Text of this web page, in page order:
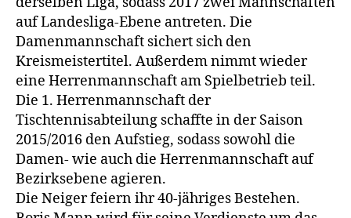
auf Landesliga-Ebene antreten. Die
Damenmannschaft sichert sich den
Kreismeistertitel. Außerdem nimmt wieder
eine Herrenmannschaft am Spielbetrieb teil.
Die 1. Herrenmannschaft der
Tischtennisabteilung schaffte in der Saison
2015/2016 den Aufstieg, sodass sowohl die
Damen- wie auch die Herrenmannschaft auf
Bezirksebene agieren.
Die Neiger feiern ihr 40-jähriges Bestehen.